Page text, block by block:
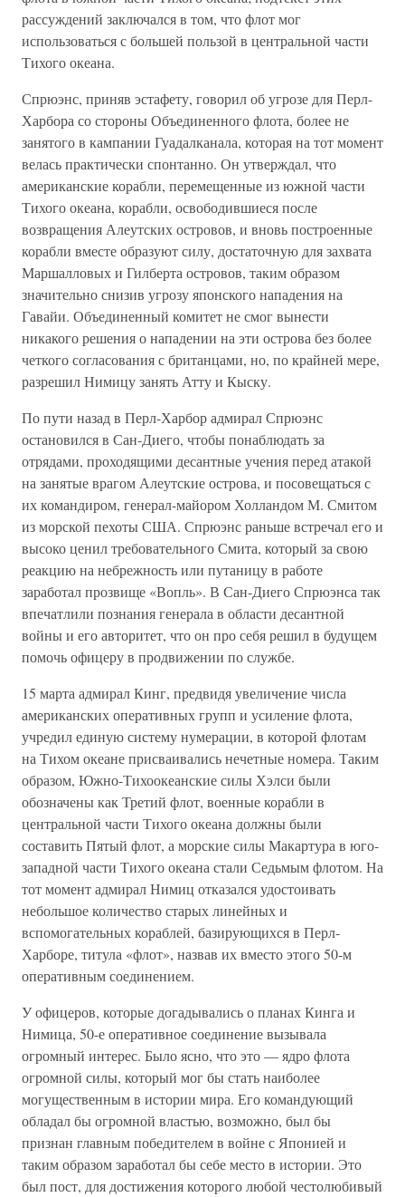
рассуждений заключался в том, что флот мог
использоваться с большей пользой в центральной части
Тихого океана.
Спрюэнс, приняв эстафету, говорил об угрозе для Перл-
Харбора со стороны Объединенного флота, более не
занятого в кампании Гуадалканала, которая на тот момент
велась практически спонтанно. Он утверждал, что
американские корабли, перемещенные из южной части
Тихого океана, корабли, освободившиеся после
возвращения Алеутских островов, и вновь построенные
корабли вместе образуют силу, достаточную для захвата
Маршалловых и Гилберта островов, таким образом
значительно снизив угрозу японского нападения на
Гавайи. Объединенный комитет не смог вынести
никакого решения о нападении на эти острова без более
четкого согласования с британцами, но, по крайней мере,
разрешил Нимицу занять Атту и Кыску.
По пути назад в Перл-Харбор адмирал Спрюэнс
остановился в Сан-Диего, чтобы понаблюдать за
отрядами, проходящими десантные учения перед атакой
на занятые врагом Алеутские острова, и посовещаться с
их командиром, генерал-майором Холландом М. Смитом
из морской пехоты США. Спрюэнс раньше встречал его и
высоко ценил требовательного Смита, который за свою
реакцию на небрежность или путаницу в работе
заработал прозвище «Вопль». В Сан-Диего Спрюэнса так
впечатлили познания генерала в области десантной
войны и его авторитет, что он про себя решил в будущем
помочь офицеру в продвижении по службе.
15 марта адмирал Кинг, предвидя увеличение числа
американских оперативных групп и усиление флота,
учредил единую систему нумерации, в которой флотам
на Тихом океане присваивались нечетные номера. Таким
образом, Южно-Тихоокеанские силы Хэлси были
обозначены как Третий флот, военные корабли в
центральной части Тихого океана должны были
составить Пятый флот, а морские силы Макартура в юго-
западной части Тихого океана стали Седьмым флотом. На
тот момент адмирал Нимиц отказался удостоивать
небольшое количество старых линейных и
вспомогательных кораблей, базирующихся в Перл-
Харборе, титула «флот», назвав их вместо этого 50-м
оперативным соединением.
У офицеров, которые догадывались о планах Кинга и
Нимица, 50-е оперативное соединение вызывала
огромный интерес. Было ясно, что это — ядро флота
огромной силы, который мог бы стать наиболее
могущественным в истории мира. Его командующий
обладал бы огромной властью, возможно, был бы
признан главным победителем в войне с Японией и
таким образом заработал бы себе место в истории. Это
был пост, для достижения которого любой честолюбивый